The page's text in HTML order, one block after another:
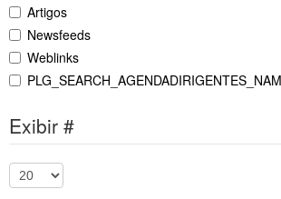
Artigos
Newsfeeds
Weblinks
Exibir #